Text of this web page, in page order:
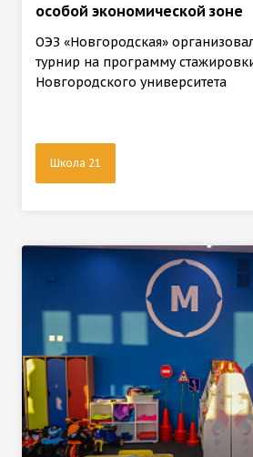
особой экономической зоне
ОЭЗ «Новгородская»
турнир на программу
Новгородского университета
Школа 21